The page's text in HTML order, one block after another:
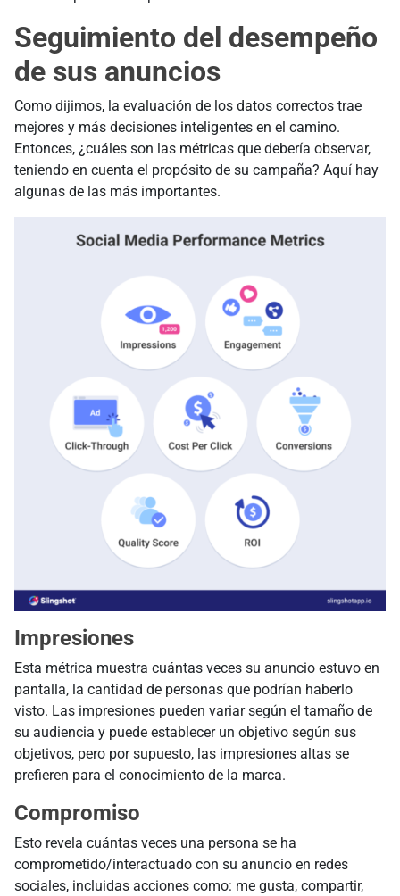
Seguimiento del desempeño
de sus anuncios
Como dijimos, la evaluación de los datos correctos trae
mejores y más decisiones inteligentes en el camino.
Entonces, ¿cuáles son las métricas que debería observar,
teniendo en cuenta el propósito de su campaña? Aquí hay
algunas de las más importantes.
Impresiones
Esta métrica muestra cuántas veces su anuncio estuvo en
pantalla, la cantidad de personas que podrían haberlo
visto. Las impresiones pueden variar según el tamaño de
su audiencia y puede establecer un objetivo según sus
objetivos, pero por supuesto, las impresiones altas se
prefieren para el conocimiento de la marca.
Compromiso
Esto revela cuántas veces una persona se ha
comprometido/interactuado con su anuncio en redes
sociales, incluidas acciones como: me gusta, compartir,